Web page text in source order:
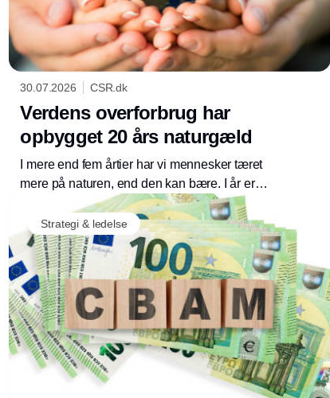
30.07.2026 CSR.dk
Verdens overforbrug har
opbygget 20 års naturgæld
I mere end fem årtier har vi mennesker tæret
mere på naturen, end den kan bære. I år er
naturens ressourcer opbrugt for i år allerede
30. juli. Danmark har ét af verdens højeste
aftryk på naturen, og derfor opfordrer WWF
regeringen til at inkludere et mål om at
reducere det danske fodaftryk i den
kommende natur- og biodiversitetslov.
Strategi & ledelse